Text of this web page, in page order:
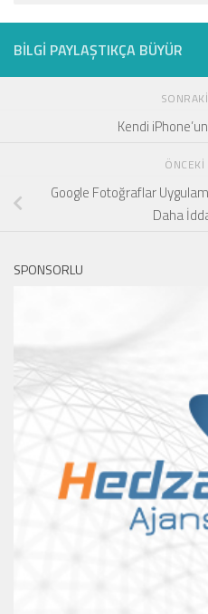
BILGI PAYLAŞTIKÇA BÜYÜR
Kendi
Google Fotoğraflar
Daha
SPONSORLU